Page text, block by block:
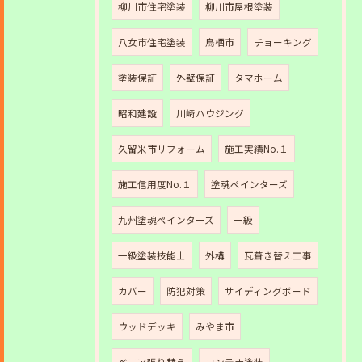
柳川市住宅塗装 柳川市屋根塗装
八女市住宅塗装 鳥栖市 チョーキング
塗装保証 外壁保証 タマホーム
昭和建設 川崎ハウジング
久留米市リフォーム 施工実績No.１
施工信用度No.１ 塗魂ペインターズ
九州塗魂ペインターズ 一級
一級塗装技能士 外構 瓦葺き替え工事
カバー 防犯対策 サイディングボード
ウッドデッキ みやま市